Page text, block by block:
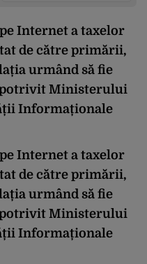
Internet a taxelor
de către primării,
urmând să fie
potrivit Ministerului
Informaționale
Internet a taxelor
de către primării,
urmând să fie
potrivit Ministerului
Informaționale